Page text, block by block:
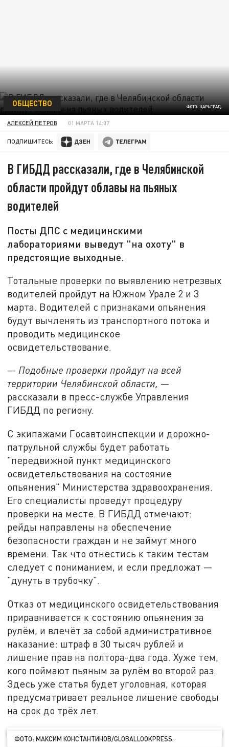
ФОТО: ЦАРЬГРАД.
ОБЩЕСТВО
АЛЕКСЕЙ ПЕТРОВ 01 МАРТА 14:07
ПОДПИШИТЕСЬ:
В ГИБДД рассказали, где в Челябинской
области пройдут облавы на пьяных
водителей
Посты ДПС с медицинскими
лабораториями выведут "на охоту" в
предстоящие выходные.
Тотальные проверки по выявлению нетрезвых
водителей пройдут на Южном Урале 2 и 3
марта. Водителей с признаками опьянения
будут вычленять из транспортного потока и
проводить медицинское
освидетельствование.
— Подобные проверки пройдут на всей
территории Челябинской области, —
рассказали в пресс-службе Управления
ГИБДД по региону.
С экипажами Госавтоинспекции и дорожно-
патрульной службы будет работать
"передвижной пункт медицинского
освидетельствования на состояние
опьянения" Министерства здравоохранения.
Его специалисты проведут процедуру
проверки на месте. В ГИБДД отмечают:
рейды направлены на обеспечение
безопасности граждан и не займут много
времени. Так что отнестись к таким тестам
следует с пониманием, и если предложат —
"дунуть в трубочку".
Отказ от медицинского освидетельствования
приравнивается к состоянию опьянения за
рулём, и влечёт за собой административное
наказание: штраф в 30 тысяч рублей и
лишение прав на полтора-два года. Хуже тем,
кого поймают пьяным за рулём во второй раз.
Здесь уже статья будет уголовная, которая
предусматривает реальное лишение свободы
на срок до трёх лет.
ФОТО: МАКСИМ КОНСТАНТИНОВ/GLOBALLOOKPRESS.